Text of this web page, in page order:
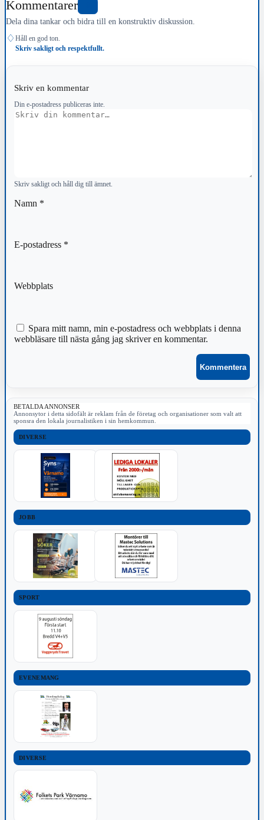
Kommentarer
Dela dina tankar och bidra till en konstruktiv diskussion.
♢ Håll en god ton.
Skriv sakligt och respektfullt.
Skriv en kommentar
Din e-postadress publiceras inte.
Kommentar
Skriv sakligt och håll dig till ämnet.
Namn *
E-postadress *
Webbplats
Spara mitt namn, min e-postadress och webbplats i denna
webbläsare till nästa gång jag skriver en kommentar.
BETALDA ANNONSER
Annonsytor i detta sidofält är reklam från de företag och organisationer som valt att
sponsra den lokala journalistiken i sin hemkommun.
DIVERSE
JOBB
SPORT
EVENEMANG
DIVERSE